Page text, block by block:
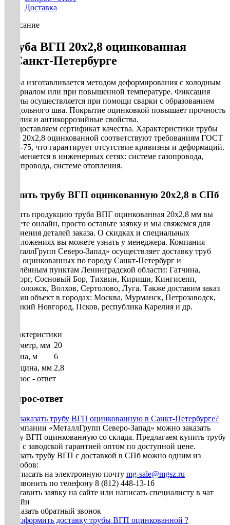
Доставка
Описание
Труба ВГП 20х2,8 оцинкованная
в Санкт-Петербурге
Труба изготавливается методом деформирования с холодным
материалом или при повышенной температуре. Фиксация
формы осуществляется при помощи сварки с образованием
продольного шва. Покрытие оцинковкой повышает прочность
изделия и антикоррозийные свойства.
Предоставляем сертификат качества. Характеристики трубы
ВГП 20х2,8 оцинкованной соответствуют требованиям ГОСТ
3262-75, что гарантирует отсутствие кривизны и деформаций.
Применяется в инженерных сетях: системе газопровода,
водопровода, системе отопления.
Купить трубу ВГП оцинкованную 20х2,8 в СПб
Купить продукцию труба ВПГ оцинкованная 20х2,8 мм вы
можете онлайн, просто оставьте заявку и мы свяжемся для
уточнения деталей заказа. О скидках и специальных
предложениях вы можете узнать у менеджера. Компания
«МеталлГрупп Северо-Запад» осуществляет доставку труб
ВГП оцинкованных по городу Санкт-Петербург и
населённым пунктам Ленинградской области: Гатчина,
Выборг, Сосновый Бор, Тихвин, Кириши, Кингисепп,
Всеволожск, Волхов, Сертолово, Луга. Также доставим заказ
на ваш объект в городах: Москва, Мурманск, Петрозаводск,
Великий Новгород, Псков, республика Карелия и др.
Характеристики
Диаметр, мм 20
Длина, м
6
Толщина, мм 2,8
Вопрос - ответ
Вопрос-ответ
Как заказать трубу ВГП оцинкованную в Санкт-Петербурге?
В компании «МеталлГрупп Северо-Запад» можно заказать
трубу ВГП оцинкованную со склада. Предлагаем купить трубу
ВГП с заводской гарантией оптом по доступной цене.
Заказать трубу ВГП с доставкой в СПб можно одним из
способов:
• Написать на электронную почту mg-sale@mgsz.ru
• Позвонить по телефону 8 (812) 448-13-16
• Оставить заявку на сайте или написать специалисту в чат
онлайн
• Заказать обратный звонок
Как оформить доставку трубы ВГП оцинкованной ?